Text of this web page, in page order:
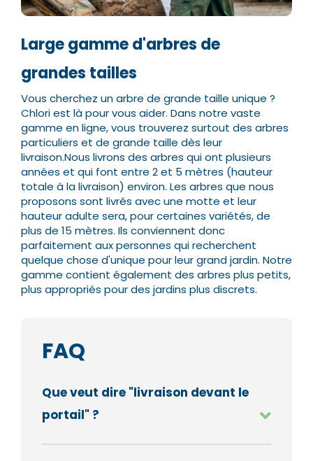
Large gamme d'arbres de
grandes tailles
Vous cherchez un arbre de grande taille unique ?
Chlori est là pour vous aider. Dans notre vaste
gamme en ligne, vous trouverez surtout des arbres
particuliers et de grande taille dès leur
livraison.Nous livrons des arbres qui ont plusieurs
années et qui font entre 2 et 5 mètres (hauteur
totale à la livraison) environ. Les arbres que nous
proposons sont livrés avec une motte et leur
hauteur adulte sera, pour certaines variétés, de
plus de 15 mètres. Ils conviennent donc
parfaitement aux personnes qui recherchent
quelque chose d'unique pour leur grand jardin. Notre
gamme contient également des arbres plus petits,
plus appropriés pour des jardins plus discrets.
FAQ
Que veut dire "livraison devant le
portail" ?